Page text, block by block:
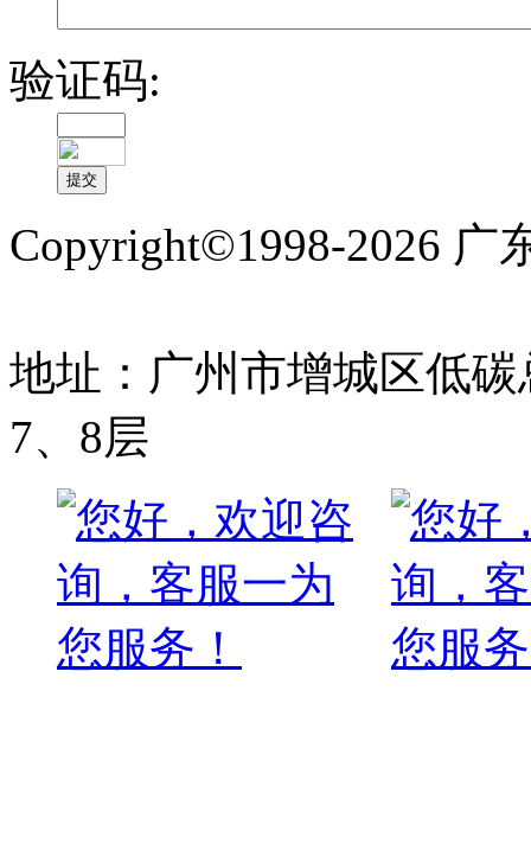
验证码:
Copyright©1998-2026 广
地址：广州市增城区低
7、8层